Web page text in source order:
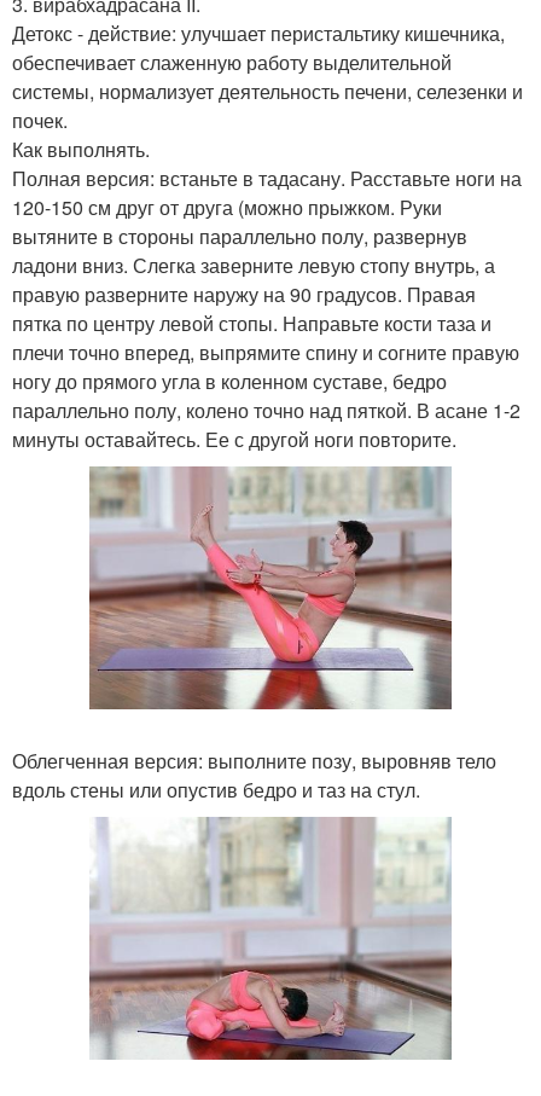
Детокс - действие: улучшает перистальтику кишечника,
обеспечивает слаженную работу выделительной
системы, нормализует деятельность печени, селезенки и
почек.
Как выполнять.
Полная версия: встаньте в тадасану. Расставьте ноги на
120-150 см друг от друга (можно прыжком. Руки
вытяните в стороны параллельно полу, развернув
ладони вниз. Слегка заверните левую стопу внутрь, а
правую разверните наружу на 90 градусов. Правая
пятка по центру левой стопы. Направьте кости таза и
плечи точно вперед, выпрямите спину и согните правую
ногу до прямого угла в коленном суставе, бедро
параллельно полу, колено точно над пяткой. В асане 1-2
минуты оставайтесь. Ее с другой ноги повторите.
Облегченная версия: выполните позу, выровняв тело
вдоль стены или опустив бедро и таз на стул.